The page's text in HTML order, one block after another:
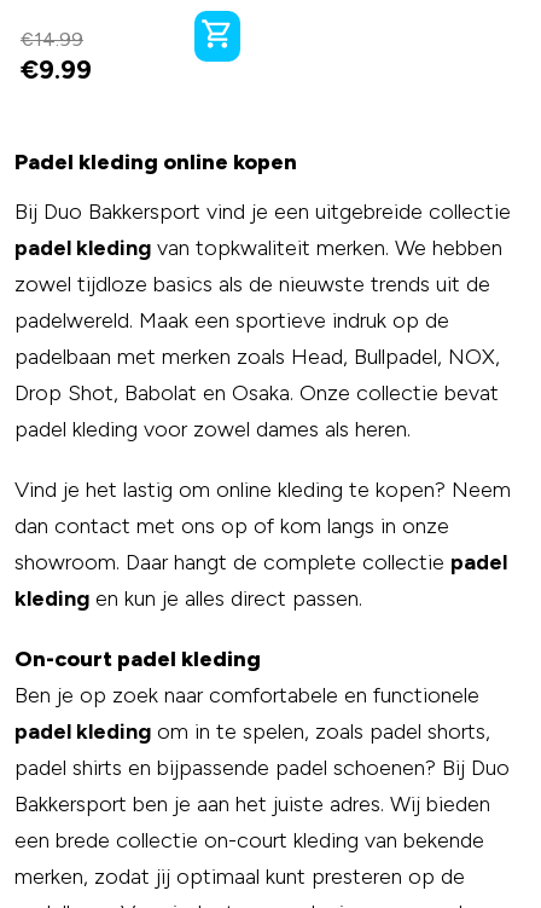
€14.99
€9.99
Padel kleding online kopen
Bij Duo Bakkersport vind je een uitgebreide collectie
padel kleding van topkwaliteit merken. We hebben
zowel tijdloze basics als de nieuwste trends uit de
padelwereld. Maak een sportieve indruk op de
padelbaan met merken zoals Head, Bullpadel, NOX,
Drop Shot, Babolat en Osaka. Onze collectie bevat
padel kleding voor zowel dames als heren.
Vind je het lastig om online kleding te kopen? Neem
dan contact met ons op of kom langs in onze
showroom. Daar hangt de complete collectie padel
kleding en kun je alles direct passen.
On-court padel kleding
Ben je op zoek naar comfortabele en functionele
padel kleding om in te spelen, zoals padel shorts,
padel shirts en bijpassende padel schoenen? Bij Duo
Bakkersport ben je aan het juiste adres. Wij bieden
een brede collectie on-court kleding van bekende
merken, zodat jij optimaal kunt presteren op de